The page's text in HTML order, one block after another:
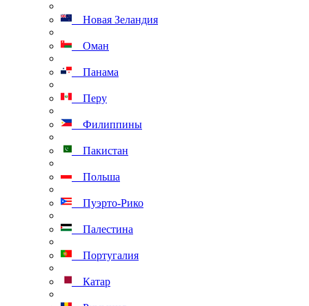
Новая Зеландия
Оман
Панама
Перу
Филиппины
Пакистан
Польша
Пуэрто-Рико
Палестина
Португалия
Катар